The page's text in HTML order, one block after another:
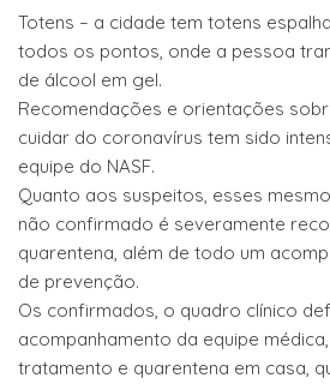
Totens – a cidade tem totens
todos os pontos, onde a pessoa
de álcool em gel.
Recomendações e orientações
cuidar do coronavírus tem sido
equipe do NASF.
Quanto aos suspeitos, esses
não confirmado é severamente
quarentena, além de todo um
de prevenção.
Os confirmados, o quadro clínico
acompanhamento da equipe
tratamento e quarentena em casa,